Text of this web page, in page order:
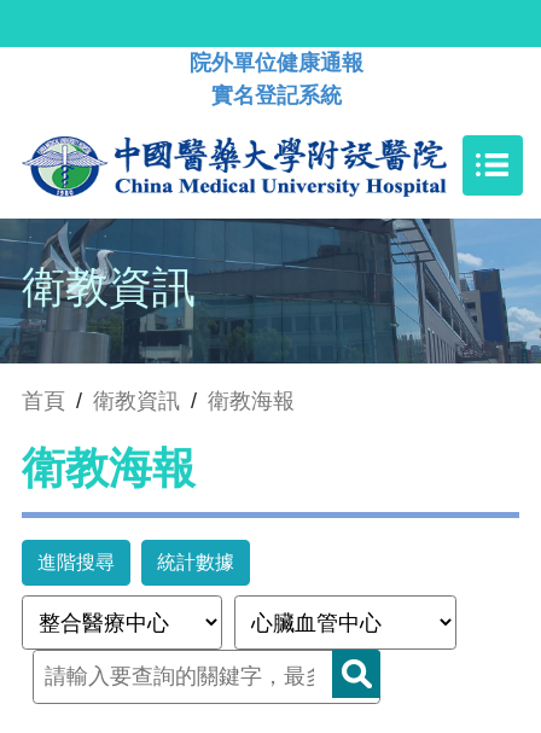
院外單位健康通報
實名登記系統
衛教資訊
首頁 / 衛教資訊 / 衛教海報
衛教海報
進階搜尋 統計數據